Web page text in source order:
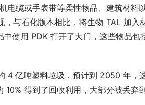
电缆或手表带等柔性物品、建筑材料
与石化版本相比，将生物 TAL 加入
使用 PDK 打开了大门，这些物品包
4 亿吨塑料垃圾，预计到 2050 年，
得到了回收利用，大部分被丢弃